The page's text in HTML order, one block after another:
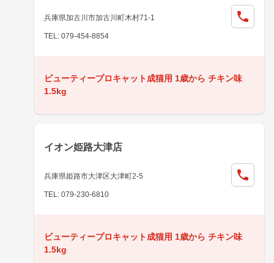
兵庫県加古川市加古川町木村71-1
TEL: 079-454-8854
ビューティープロキャット成猫用 1歳から チキン味
1.5kg
イオン姫路大津店
兵庫県姫路市大津区大津町2-5
TEL: 079-230-6810
ビューティープロキャット成猫用 1歳から チキン味
1.5kg